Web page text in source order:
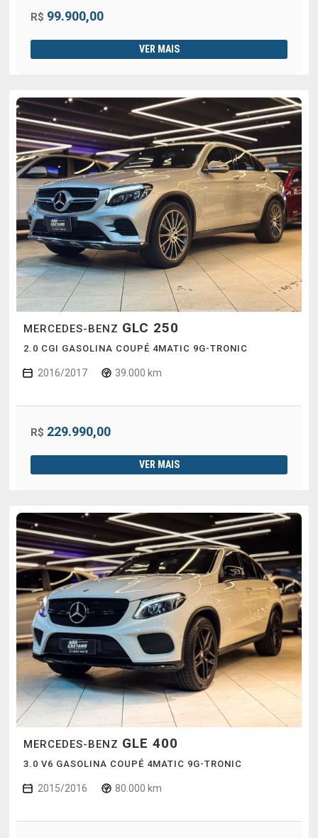
R$ 99.900,00
VER MAIS
MERCEDES-BENZ GLC 250
2.0 CGI GASOLINA COUPÉ 4MATIC 9G-TRONIC
2016/2017 39.000 km
R$ 229.990,00
VER MAIS
MERCEDES-BENZ GLE 400
3.0 V6 GASOLINA COUPÉ 4MATIC 9G-TRONIC
2015/2016 80.000 km